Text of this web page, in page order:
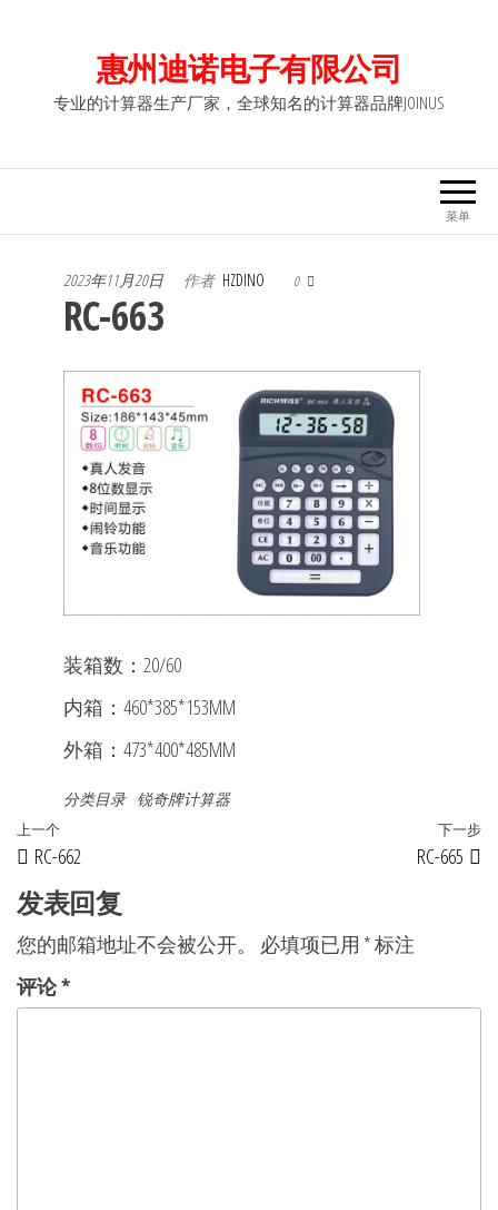
惠州迪诺电子有限公司
专业的计算器生产厂家，全球知名的计算器品牌JOINUS
菜单
2023年11月20日 作者 HZDINO 0
RC-663
装箱数：20/60
内箱：460*385*153MM
外箱：473*400*485MM
分类目录 锐奇牌计算器
文
章
导
航
上
一
篇
章
上一个
RC-662
下一步
RC-665
发表回复
您的邮箱地址不会被公开。 必填项已用 *标注
评论*